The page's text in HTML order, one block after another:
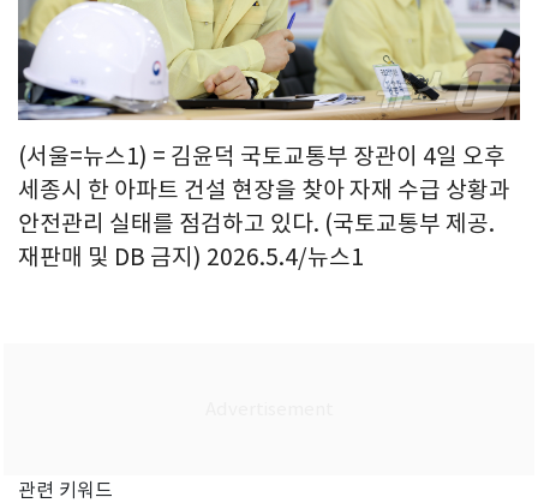
(서울=뉴스1) = 김윤덕 국토교통부 장관이 4일 오후
세종시 한 아파트 건설 현장을 찾아 자재 수급 상황과
안전관리 실태를 점검하고 있다. (국토교통부 제공.
재판매 및 DB 금지) 2026.5.4/뉴스1
관련 키워드